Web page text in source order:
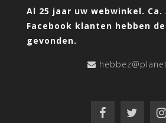
Al 25 jaar uw webwinkel. Ca.
Facebook klanten hebben
gevonden.